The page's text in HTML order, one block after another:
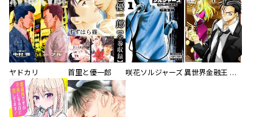
ヤドカリ 首里と優一郎 咲花ソルジャーズ 異世界金融王 ～クローネ・ゴルディオンの覇道～